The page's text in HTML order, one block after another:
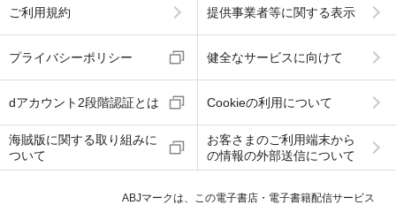
ご利用規約 提供事業者等に関する表示
プライバシーポリシー 健全なサービスに向けて
dアカウント2段階認証とは Cookieの利用について
海賊版に関する取り組みに
ついて
お客さまのご利用端末から
の情報の外部送信について
ABJマークは、この電子書店・電子書籍配信サービス